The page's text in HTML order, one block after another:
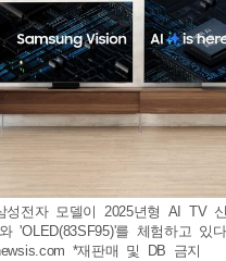
성전자 모델이 2025년형 AI TV
와 'OLED(83SF95)'를 체험하고 있
*재판매 및 DB 금지